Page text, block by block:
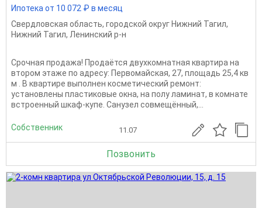
Ипотека от 10 072 ₽ в месяц
Свердловская область, городской округ Нижний Тагил,
Нижний Тагил, Ленинский р-н
Срочная продажа! Продаётся двухкомнатная квартира на
втором этаже по адресу: Первомайская, 27, площадь 25,4 кв
м . В квартире выполнен косметический ремонт:
установлены пластиковые окна, на полу ламинат, в комнате
встроенный шкаф-купе. Санузел совмещённый,...
Собственник 11.07
Позвонить